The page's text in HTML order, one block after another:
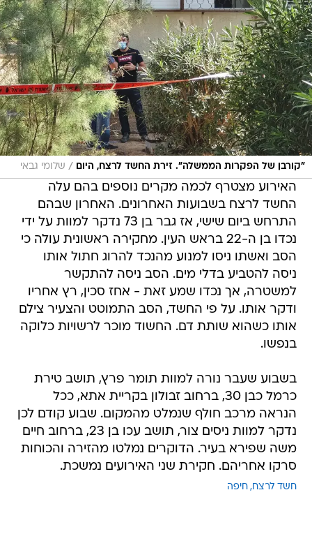
"קורבן של הפקרות הממשלה". זירת החשד לרצח, היום / שלומי גבאי
האירוע מצטרף לכמה מקרים נוספים בהם עלה
החשד לרצח בשבועות האחרונים. האחרון שבהם
התרחש ביום שישי, אז גבר בן 73 נדקר למוות על ידי
נכדו בן ה-22 בראש העין. מחקירה ראשונית עולה כי
הסב ואשתו ניסו למנוע מהנכד להרוג חתול אותו
ניסה להטביע בדלי מים. הסב ניסה להתקשר
למשטרה, אך נכדו שמע זאת - אחז סכין, רץ אחריו
ודקר אותו. על פי החשד, הסב התמוטט והצעיר צילם
אותו כשהוא שותת דם. החשוד מוכר לרשויות כלוקה
בנפשו.
בשבוע שעבר נורה למוות תומר פרץ, תושב טירת
כרמל כבן 30, ברחוב זבולון בקריית אתא, ככל
הנראה מרכב חולף שנמלט מהמקום. שבוע קודם לכן
נדקר למוות ניסים צור, תושב עכו בן 23, ברחוב חיים
משה שפירא בעיר. הדוקרים נמלטו מהזירה והכוחות
סרקו אחריהם. חקירת שני האירועים נמשכת.
חשד לרצח חיפה